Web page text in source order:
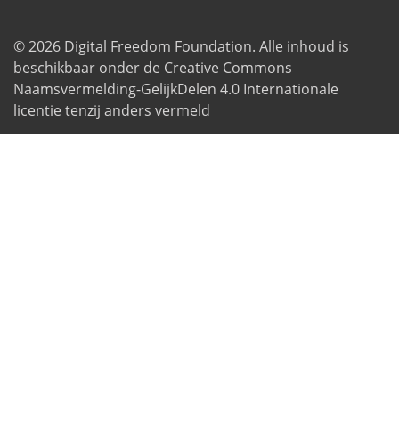
© 2026 Digital Freedom Foundation. Alle inhoud is
beschikbaar onder de Creative Commons
Naamsvermelding-GelijkDelen 4.0 Internationale
licentie tenzij anders vermeld